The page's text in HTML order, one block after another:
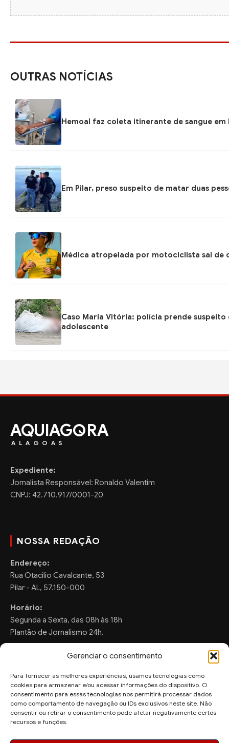
Gerenciar o consentimento
Para fornecer as melhores experiências, usamos tecnologias como
cookies para armazenar e/ou acessar informações do dispositivo. O
consentimento para essas tecnologias nos permitirá processar dados
como comportamento de navegação ou IDs exclusivos neste site. Não
consentir ou retirar o consentimento pode afetar negativamente certos
recursos e funções.
OUTRAS NOTÍCIAS
Hemoal faz coleta itinerante de sangue em
Em Pilar, preso suspeito de matar duas
Médica atropelada por motociclista sai de
Caso Maria Vitória: polícia prende
adolescente
AQUIAG RA
ALAGOAS
Expediente:
Jornalista Responsável: Ronaldo Valentim
CNPJ: 42.710.917/0001-20
NOSSA REDAÇÃO
Endereço:
Rua Otacilio Cavalcante, 53
Pilar - AL, 57.150-000
Horário:
Segunda a Sexta, das 08h às 18h
Plantão de Jornalismo 24h.
FALE CONOSCO
Sugestões de Pauta:
ronaldo.valentim150@gmail.com